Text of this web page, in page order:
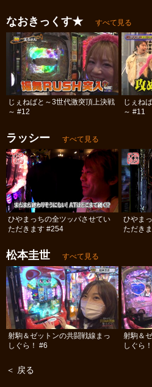
なおきっくす★ すべて見る
じぇねばと～3世代激突頂上決戦
～ #12
じぇね
～ #11
ラッシー すべて見る
ひやまっちの全ツッパさせてい
ただきます #254
ひやま
ただき
松本圭世 すべて見る
射駒＆ゼットンの共闘戦線まっ
しぐら！ #6
射駒＆
しぐら
＜ 戻る